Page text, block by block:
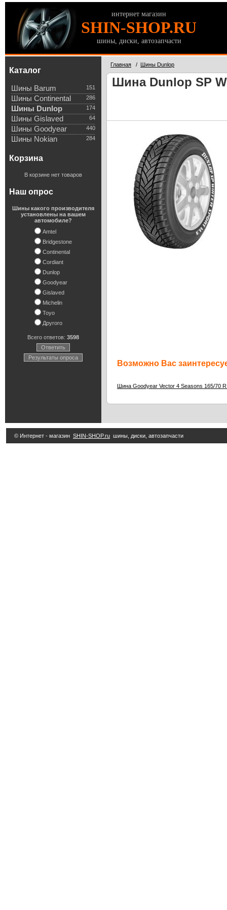
интернет магазин
SHIN-SHOP.RU
шины, диски, автозапчасти
Каталог
151
Шины Barum
286
Шины Continental
174
Шины Dunlop
64
Шины Gislaved
440
Шины Goodyear
284
Шины Nokian
Корзина
В корзине нет товаров
Наш опрос
Шины какого производителя
установлены на вашем
автомобиле?
Amtel
Bridgestone
Continental
Cordiant
Dunlop
Goodyear
Gislaved
Michelin
Toyo
Другого
Всего ответов: 3598
Ответить
Результаты опроса
Главная / Шины Dunlop
Шина Dunlop SP
Возможно Вас
Шина Goodyear Vector 4 Seasons 165/70
© Интернет - магазин SHIN-SHOP.ru шины, диски, автозапчасти